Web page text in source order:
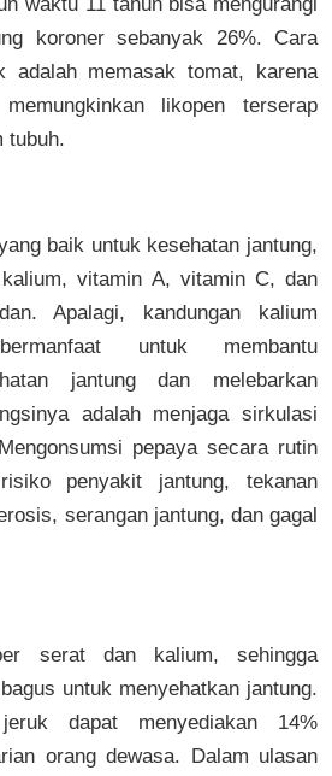
koroner sebanyak 26%. Cara
adalah memasak tomat, karena
likopen terserap
tubuh.
baik untuk kesehatan jantung,
kalium, vitamin A, vitamin C, dan
Apalagi, kandungan kalium
untuk membantu
jantung dan melebarkan
adalah menjaga sirkulasi
pepaya secara rutin
penyakit jantung, tekanan
serangan jantung, dan gagal
serat dan kalium, sehingga
untuk menyehatkan jantung.
dapat menyediakan 14%
orang dewasa. Dalam ulasan